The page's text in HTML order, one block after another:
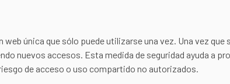
web única que sólo puede utilizarse una vez. Una vez que
nuevos accesos. Esta medida de seguridad ayuda a
de acceso o uso compartido no autorizados.